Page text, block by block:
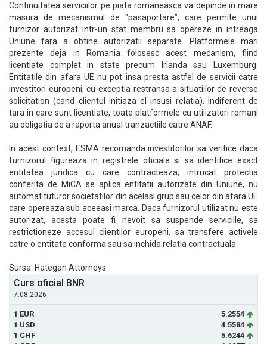
Continuitatea serviciilor pe piata romaneasca va depinde in mare
masura de mecanismul de "pasaportare”, care permite unui
furnizor autorizat intr-un stat membru sa opereze in intreaga
Uniune fara a obtine autorizatii separate. Platformele mari
prezente deja in Romania folosesc acest mecanism, fiind
licentiate complet in state precum Irlanda sau Luxemburg.
Entitatile din afara UE nu pot insa presta astfel de servicii catre
investitori europeni, cu exceptia restransa a situatiilor de reverse
solicitation (cand clientul initiaza el insusi relatia). Indiferent de
tara in care sunt licentiate, toate platformele cu utilizatori romani
au obligatia de a raporta anual tranzactiile catre ANAF.
In acest context, ESMA recomanda investitorilor sa verifice daca
furnizorul figureaza in registrele oficiale si sa identifice exact
entitatea juridica cu care contracteaza, intrucat protectia
conferita de MiCA se aplica entitatii autorizate din Uniune, nu
automat tuturor societatilor din acelasi grup sau celor din afara UE
care opereaza sub aceeasi marca. Daca furnizorul utilizat nu este
autorizat, acesta poate fi nevoit sa suspende serviciile, sa
restrictioneze accesul clientilor europeni, sa transfere activele
catre o entitate conforma sau sa inchida relatia contractuala.
Sursa: Hategan Attorneys
Curs oficial BNR
7.08.2026
1 EUR
5.2554
1 USD
4.5584
1 CHF
5.6244